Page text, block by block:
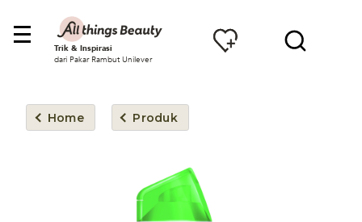
Trik & Inspirasi
dari Pakar Rambut Unilever
Home Produk